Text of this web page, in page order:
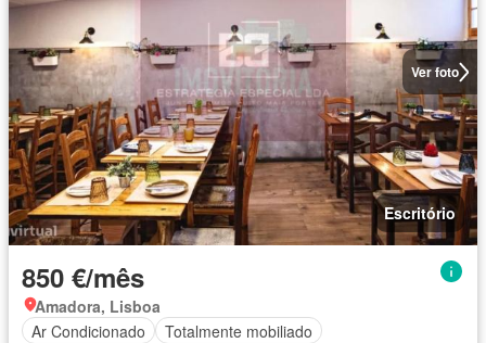
Ver foto
Escritório
850 €/mês
Amadora, Lisboa
Ar Condicionado
Totalmente mobiliado